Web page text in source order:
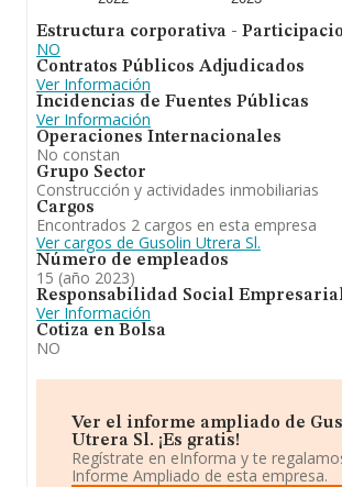
Estructura corporativa -
NO
Contratos Públicos Adjudicados
Ver Información
Incidencias de Fuentes Públicas
Ver Información
Operaciones Internacionales
No constan
Grupo Sector
Construcción y actividades inmobiliarias
Cargos
Encontrados 2 cargos en esta empresa
Ver cargos de Gusolin Utrera Sl.
Número de empleados
15 (año 2023)
Responsabilidad Social
Ver Información
Cotiza en Bolsa
NO
Ver el informe ampliado de
Utrera Sl. ¡Es gratis!
Regístrate en eInforma y te
Informe Ampliado de esta empresa.